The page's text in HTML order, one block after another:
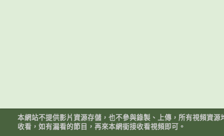
本網站不提供影片資源存儲，也不參與錄製、上傳，所有視頻資
收看，如有漏看的節目，再來本網銜接收看視頻即可。